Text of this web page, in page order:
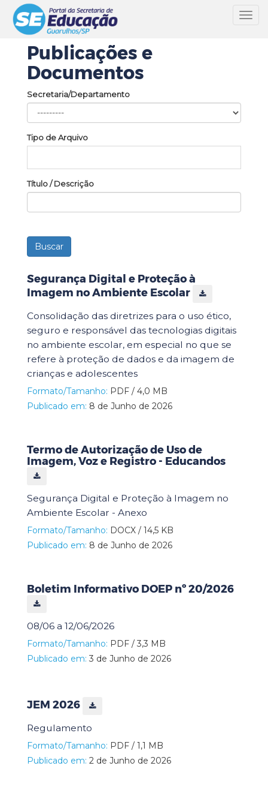
Publicações e
Documentos
Secretaria/Departamento
Tipo de Arquivo
Título / Descrição
Segurança Digital e Proteção à
Imagem no Ambiente Escolar
Consolidação das diretrizes para o uso ético,
seguro e responsável das tecnologias digitais
no ambiente escolar, em especial no que se
refere à proteção de dados e da imagem de
crianças e adolescentes
Formato/Tamanho: PDF / 4,0 MB
Publicado em: 8 de Junho de 2026
Termo de Autorização de Uso de
Imagem, Voz e Registro - Educandos
Segurança Digital e Proteção à Imagem no
Ambiente Escolar - Anexo
Formato/Tamanho: DOCX / 14,5 KB
Publicado em: 8 de Junho de 2026
Boletim Informativo DOEP nº 20/2026
08/06 a 12/06/2026
Formato/Tamanho: PDF / 3,3 MB
Publicado em: 3 de Junho de 2026
JEM 2026
Regulamento
Formato/Tamanho: PDF / 1,1 MB
Publicado em: 2 de Junho de 2026